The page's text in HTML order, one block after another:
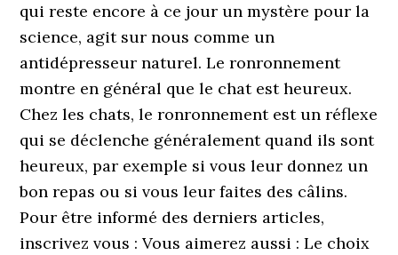
qui reste encore à ce jour un mystère pour la
science, agit sur nous comme un
antidépresseur naturel. Le ronronnement
montre en général que le chat est heureux.
Chez les chats, le ronronnement est un réflexe
qui se déclenche généralement quand ils sont
heureux, par exemple si vous leur donnez un
bon repas ou si vous leur faites des câlins.
Pour être informé des derniers articles,
inscrivez vous : Vous aimerez aussi : Le choix